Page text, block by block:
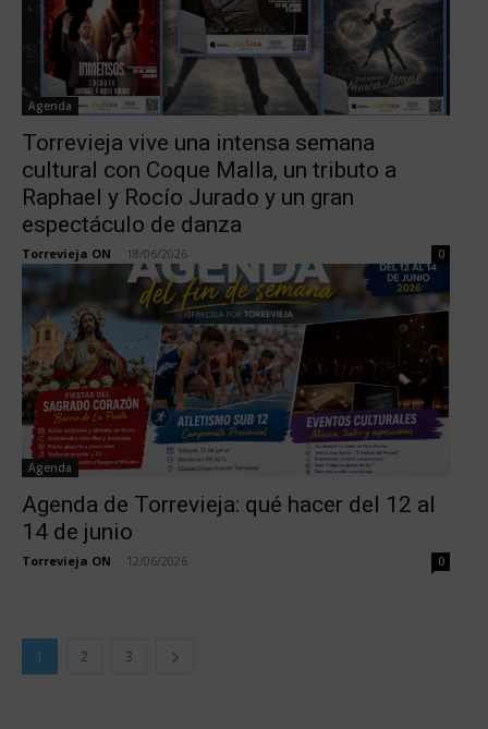
Agenda
Torrevieja vive una intensa semana
cultural con Coque Malla, un tributo a
Raphael y Rocío Jurado y un gran
espectáculo de danza
Torrevieja ON 18/06/2026 0
Agenda
Agenda de Torrevieja: qué hacer del 12 al
14 de junio
Torrevieja ON 12/06/2026 0
1 2 3